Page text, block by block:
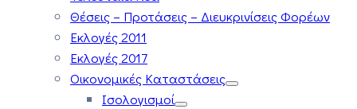
Θέσεις – Προτάσεις – Διευκρινίσεις Φορέων
Εκλογές 2011
Εκλογές 2017
Οικονομικές Καταστάσεις
Ισολογισμοί